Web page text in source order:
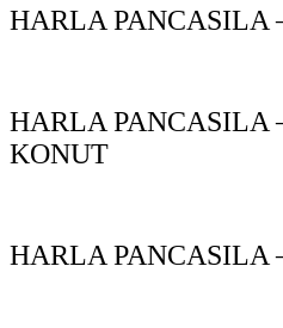
HARLA PANCASILA
HARLA PANCASILA
KONUT
HARLA PANCASILA